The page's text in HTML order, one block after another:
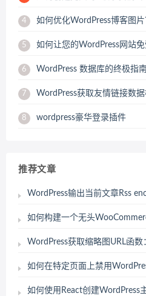
4 如何优化WordPress博客图片
5 如何让您的WordPress网站
6 WordPress 数据库的终极指
7 WordPress获取友情链接数
8 wordpress豪华登录插件
推荐文章
WordPress输出当前文章Rss
如何构建一个无头
WordPress获取缩略图URL函数：
如何在特定页面上禁用
如何使用React创建WordPress